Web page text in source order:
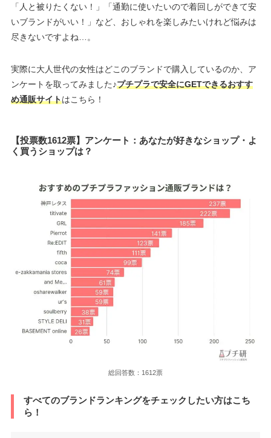
「人と被りたくない！」「通勤に使いたいので着回しができて安
いブランドがいい！」など、おしゃれを楽しみたいけれど悩みは
尽きないですよね…。
実際に大人世代の女性はどこのブランドで購入しているのか、ア
ンケートを取ってみました♪プチプラで安全にGETできるおすす
め通販サイトはこちら！
【投票数1612票】アンケート：あなたが好きなショップ・よ
く買うショップは？
総回答数：1612票
すべてのブランドランキングをチェックしたい方はこち
ら！